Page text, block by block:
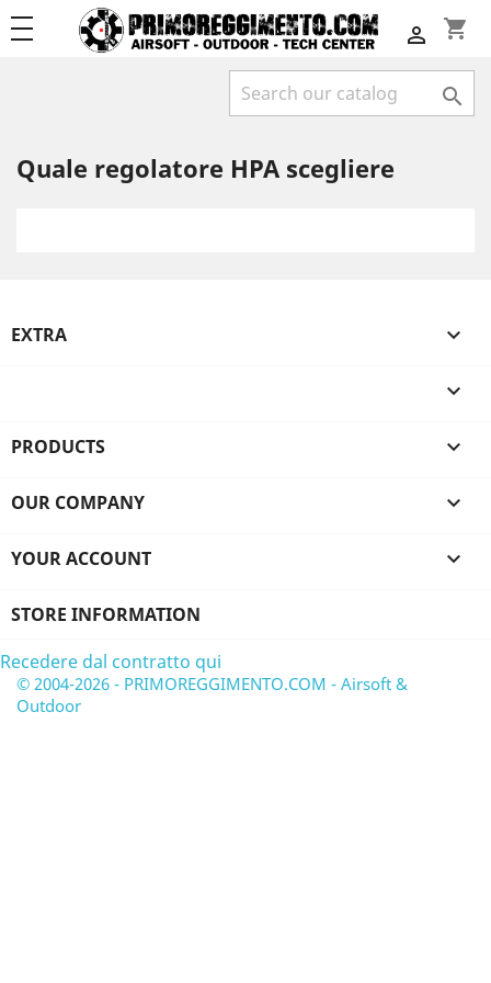
shopping_cart


Quale regolatore HPA scegliere
EXTRA 

PRODUCTS 
OUR COMPANY 
YOUR ACCOUNT 
STORE INFORMATION
Recedere dal contratto qui
© 2004-2026 - PRIMOREGGIMENTO.COM - Airsoft &
Outdoor